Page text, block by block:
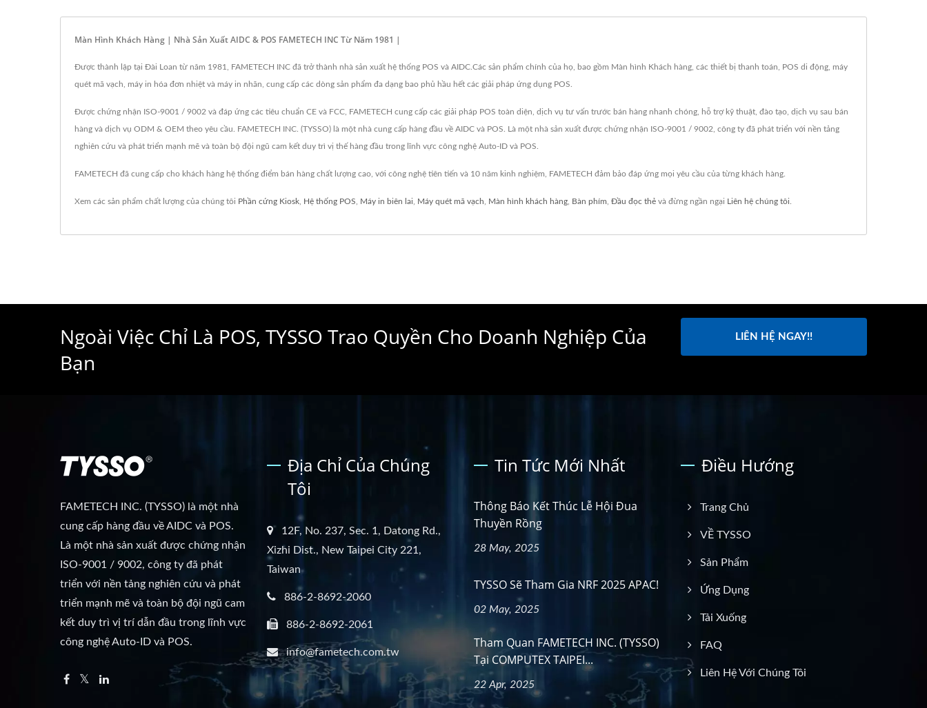
Màn Hình Khách Hàng | Nhà Sản Xuất AIDC & POS FAMETECH INC Từ Năm 1981 |
Được thành lập tại Đài Loan từ năm 1981, FAMETECH INC đã trở thành nhà sản xuất hệ thống POS và AIDC.Các sản phẩm chính của họ, bao gồm Màn hình Khách hàng, các thiết bị thanh toán, POS di động, máy
quét mã vạch, máy in hóa đơn nhiệt và máy in nhãn, cung cấp các dòng sản phẩm đa dạng bao phủ hầu hết các giải pháp ứng dụng POS.
Được chứng nhận ISO-9001 / 9002 và đáp ứng các tiêu chuẩn CE và FCC, FAMETECH cung cấp các giải pháp POS toàn diện, dịch vụ tư vấn trước bán hàng nhanh chóng, hỗ trợ kỹ thuật, đào tạo, dịch vụ sau bán
hàng và dịch vụ ODM & OEM theo yêu cầu. FAMETECH INC. (TYSSO) là một nhà cung cấp hàng đầu về AIDC và POS. Là một nhà sản xuất được chứng nhận ISO-9001 / 9002, công ty đã phát triển với nền tảng
nghiên cứu và phát triển mạnh mẽ và toàn bộ đội ngũ cam kết duy trì vị thế hàng đầu trong lĩnh vực công nghệ Auto-ID và POS.
FAMETECH đã cung cấp cho khách hàng hệ thống điểm bán hàng chất lượng cao, với công nghệ tiên tiến và 10 năm kinh nghiệm, FAMETECH đảm bảo đáp ứng mọi yêu cầu của từng khách hàng.
Xem các sản phẩm chất lượng của chúng tôi Phần cứng Kiosk Hệ thống POS Máy in biên lai Máy quét mã vạch Màn hình khách hàng Bàn phím Đầu đọc thẻ và đừng ngần ngại Liên hệ chúng tôi
Ngoài Việc Chỉ Là POS, TYSSO Trao Quyền Cho Doanh Nghiệp Của
Bạn
LIÊN HỆ NGAY!!
FAMETECH INC. (TYSSO) là một nhà
cung cấp hàng đầu về AIDC và POS.
Là một nhà sản xuất được chứng nhận
ISO-9001 / 9002, công ty đã phát
triển với nền tảng nghiên cứu và phát
triển mạnh mẽ và toàn bộ đội ngũ cam
kết duy trì vị trí dẫn đầu trong lĩnh vực
công nghệ Auto-ID và POS.
Địa Chỉ Của Chúng
Tôi
12F, No. 237, Sec. 1, Datong Rd.,
Xizhi Dist., New Taipei City 221,
Taiwan
886-2-8692-2060
886-2-8692-2061
info@fametech.com.tw
Tin Tức Mới Nhất
Thông Báo Kết Thúc Lễ Hội Đua
Thuyền Rồng
28 May, 2025
TYSSO Sẽ Tham Gia NRF 2025 APAC!
02 May, 2025
Tham Quan FAMETECH INC. (TYSSO)
Tại COMPUTEX TAIPEI...
22 Apr, 2025
Điều Hướng
Trang Chủ
VỀ TYSSO
Sản Phẩm
Ứng Dụng
Tải Xuống
FAQ
Liên Hệ Với Chúng Tôi